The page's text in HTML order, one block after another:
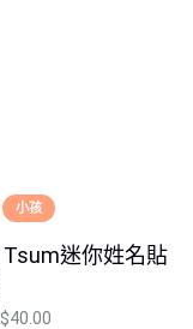
小孩
迷你姓名貼